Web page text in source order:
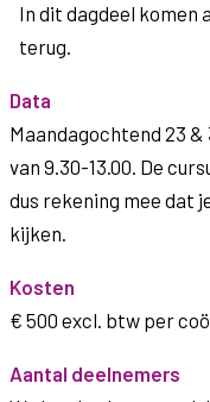
In dit dagdeel komen
terug.
Data
Maandagochtend 23 &
van 9.30-13.00. De
dus rekening mee dat
kijken.
Kosten
€ 500 excl. btw per
Aantal deelnemers